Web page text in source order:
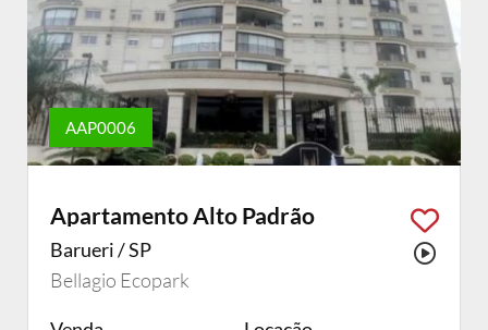
AAP0006
Apartamento Alto Padrão
Barueri / SP
Bellagio Ecopark